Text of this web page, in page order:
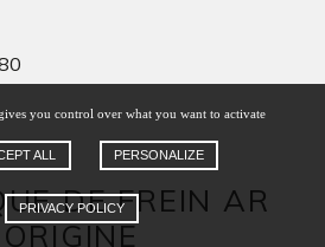
DE FREIN AR
you control over what you want to activate
ALL PERSONALIZE
PRIVACY POLICY